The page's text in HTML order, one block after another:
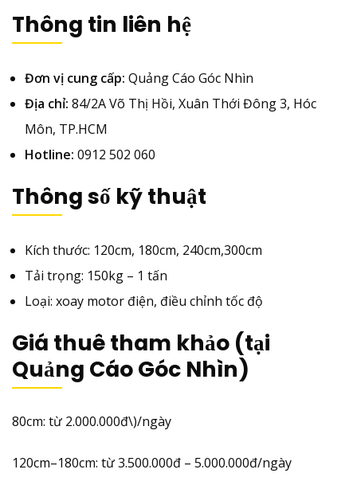
Thông tin liên hệ
Đơn vị cung cấp: Quảng Cáo Góc Nhìn
Địa chỉ: 84/2A Võ Thị Hồi, Xuân Thới Đông 3, Hóc
Môn, TP.HCM
Hotline: 0912 502 060
Thông số kỹ thuật
Kích thước: 120cm, 180cm, 240cm,300cm
Tải trọng: 150kg – 1 tấn
Loại: xoay motor điện, điều chỉnh tốc độ
Giá thuê tham khảo (tại
Quảng Cáo Góc Nhìn)
80cm: từ 2.000.000đ\)/ngày
120cm–180cm: từ 3.500.000đ – 5.000.000đ/ngày